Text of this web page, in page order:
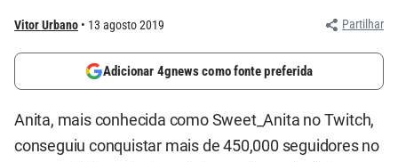
Vitor Urbano 13 agosto 2019 Partilhar
Adicionar 4gnews como fonte preferida
Anita, mais conhecida como Sweet_Anita no Twitch,
conseguiu conquistar mais de 450,000 seguidores no